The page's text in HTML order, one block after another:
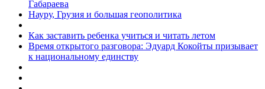
Габараева
Науру, Грузия и большая геополитика
Как заставить ребенка учиться и читать летом
Время открытого разговора: Эдуард Кокойты призывает
к национальному единству